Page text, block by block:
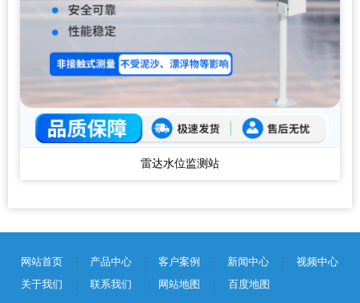
雷达水位监测站
网站首页 产品中心 客户案例 新闻中心
视频中心
关于我们
联系我们 网站地图 百度地图